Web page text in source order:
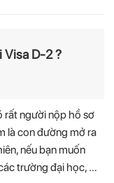
Visa D-2 ?
rất người nộp hồ sơ
là con đường mở ra
nếu bạn muốn
trường đại học, …